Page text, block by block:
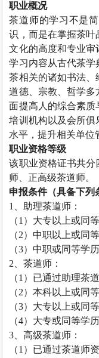
职业概况
茶道师的学习不是
识，而是在掌握茶叶
文化的高度和专业审
学习内容从古代茶学
茶相关的诸如书法、
道德、宗教、哲学多
面提高人的综合素质
培训机构以及会所俱
水平，提升相关单位
职业资格等级
该职业资格证书共分
师、正高级茶道师。
申报条件（具备下列
1
、助理茶道师：
（1 ）大专以上或同
（2）中职以上或同
（3）中职或同等学
2 、茶道师：
（1 ）已通过助理茶
（2）本科以上或同
（3）大专以上或同
（4）大专或同等学
3 、高级茶道师：
（1 ）已通过茶道师